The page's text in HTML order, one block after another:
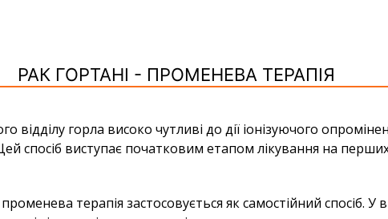
РАК ГОРТАНІ - ПРОМЕНЕВА ТЕРАПІЯ
відділу горла високо чутливі до дії іонізуючого
спосіб виступає початковим етапом лікування на
терапія застосовується як самостійний спосіб. У